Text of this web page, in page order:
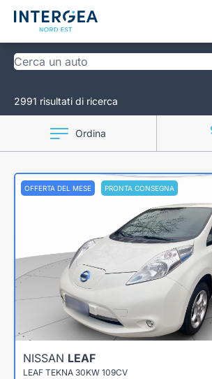
2991 risultati di ricerca
Ordina
OFFERTA DEL MESE PRONTA CONSEGNA
NISSAN LEAF
LEAF TEKNA 30KW 109CV